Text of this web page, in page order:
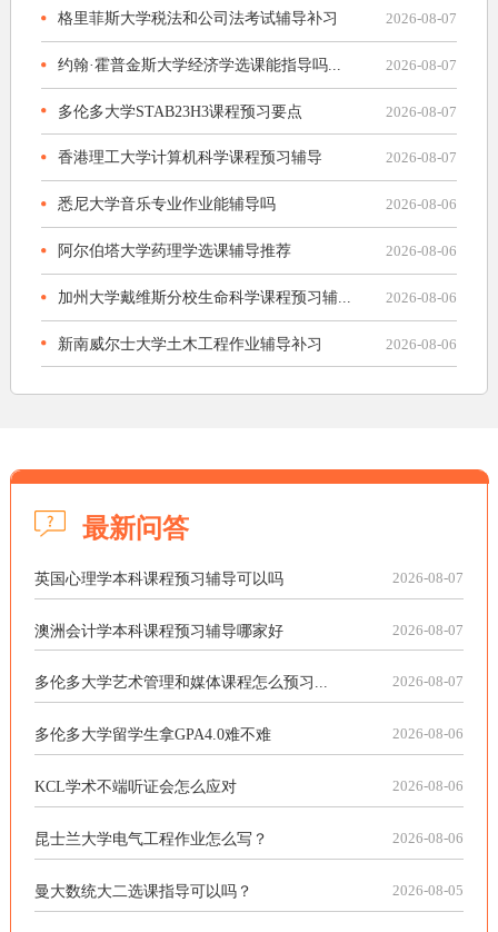
格里菲斯大学税法和公司法考试辅导补习 2026-08-07
约翰·霍普金斯大学经济学选课能指导吗... 2026-08-07
多伦多大学STAB23H3课程预习要点 2026-08-07
香港理工大学计算机科学课程预习辅导 2026-08-07
悉尼大学音乐专业作业能辅导吗 2026-08-06
阿尔伯塔大学药理学选课辅导推荐 2026-08-06
加州大学戴维斯分校生命科学课程预习辅... 2026-08-06
新南威尔士大学土木工程作业辅导补习 2026-08-06
最新问答
英国心理学本科课程预习辅导可以吗 2026-08-07
澳洲会计学本科课程预习辅导哪家好 2026-08-07
多伦多大学艺术管理和媒体课程怎么预习... 2026-08-07
多伦多大学留学生拿GPA4.0难不难 2026-08-06
KCL学术不端听证会怎么应对 2026-08-06
昆士兰大学电气工程作业怎么写？ 2026-08-06
曼大数统大二选课指导可以吗？ 2026-08-05